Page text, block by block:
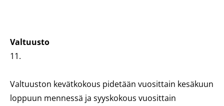
Valtuusto
11.
Valtuuston kevätkokous pidetään vuosittain kesäkuun
loppuun mennessä ja syyskokous vuosittain